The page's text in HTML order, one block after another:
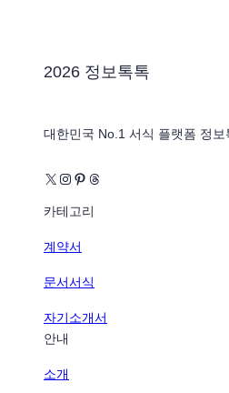
2026 정보톡톡
대한민국 No.1 서식 플랫폼 정보
X Instagram Pinterest Threads
카테고리
계약서
문서서식
자기소개서
안내
소개